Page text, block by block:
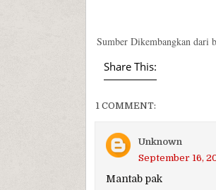
Sumber Dikembangkan dari
Share This:
1 COMMENT:
Unknown
September 16,
Mantab pak